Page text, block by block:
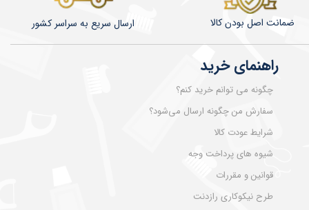
راهنمای خرید
چگونه می توانم خرید کنم؟
سفارش من چگونه ارسال می‌شود؟
شرایط عودت کالا
شیوه های پرداخت وجه
قوانین و مقررات
طرح نیکوکاری رازدنت
​​​​ارسال سریع به سراسر کشور ضمانت اصل بودن کالا